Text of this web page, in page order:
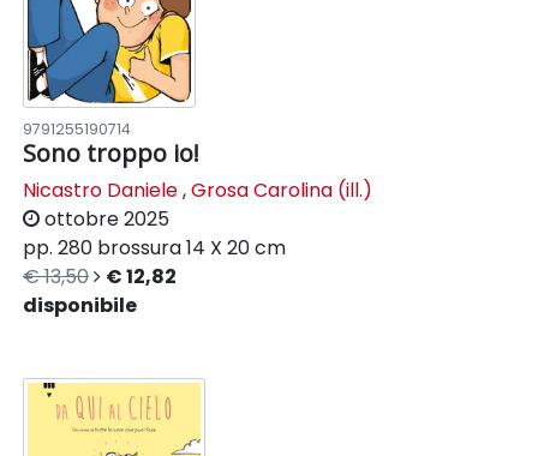
9791255190714
Sono troppo io!
Nicastro Daniele,Grosa Carolina (ill.)
ottobre 2025
pp. 280 brossura14 X 20 cm
€ 13,50
€ 12,82
disponibile